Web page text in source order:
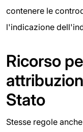
contenere le
l'indicazione
Ricorso
Stato
Stesse regole